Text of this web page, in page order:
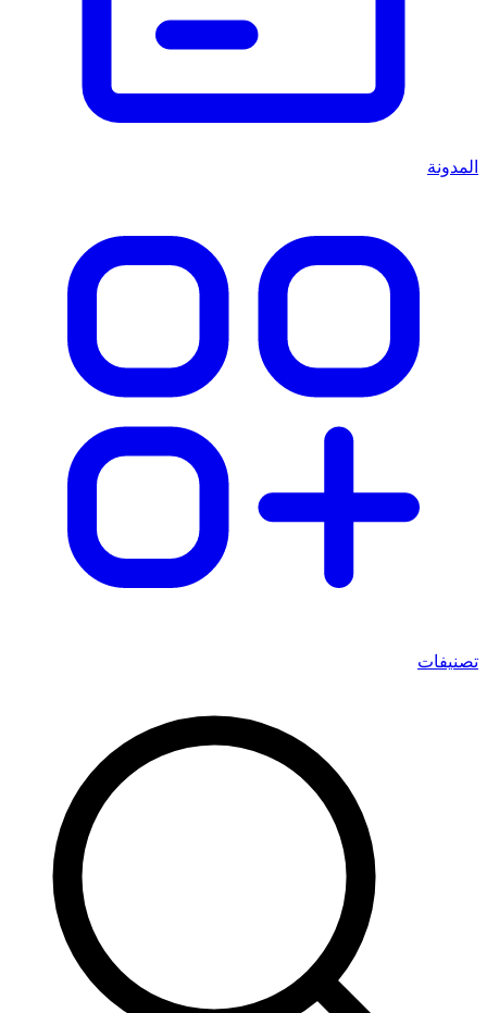
المدونة
تصنيفات